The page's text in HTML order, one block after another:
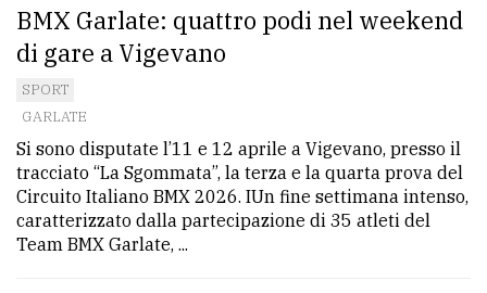
BMX Garlate: quattro podi nel weekend
di gare a Vigevano
SPORT
GARLATE
Si sono disputate l’11 e 12 aprile a Vigevano, presso il
tracciato “La Sgommata”, la terza e la quarta prova del
Circuito Italiano BMX 2026. IUn fine settimana intenso,
caratterizzato dalla partecipazione di 35 atleti del
Team BMX Garlate, ...